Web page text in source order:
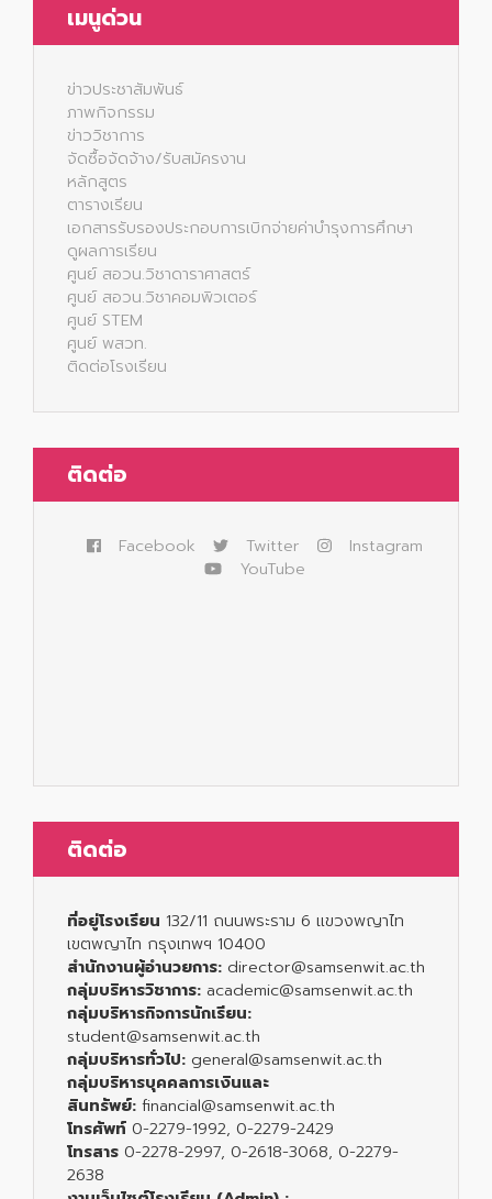
เมนูด่วน
ข่าวประชาสัมพันธ์
ภาพกิจกรรม
ข่าววิชาการ
จัดซื้อจัดจ้าง/รับสมัครงาน
หลักสูตร
ตารางเรียน
เอกสารรับรองประกอบการเบิกจ่ายค่าบำรุงการศึกษา
ดูผลการเรียน
ศูนย์ สอวน.วิชาดาราศาสตร์
ศูนย์ สอวน.วิชาคอมพิวเตอร์
ศูนย์ STEM
ศูนย์ พสวท.
ติดต่อโรงเรียน
ติดต่อ
Facebook Twitter
Instagram
YouTube
ติดต่อ
ที่อยู่โรงเรียน 132/11 ถนนพระราม 6 แขวงพญาไท
เขตพญาไท กรุงเทพฯ 10400
สำนักงานผู้อำนวยการ: director@samsenwit.ac.th
กลุ่มบริหารวิชาการ: academic@samsenwit.ac.th
กลุ่มบริหารกิจการนักเรียน:
student@samsenwit.ac.th
กลุ่มบริหารทั่วไป: general@samsenwit.ac.th
กลุ่มบริหารบุคคลการเงินและ
สินทรัพย์: financial@samsenwit.ac.th
โทรศัพท์ 0-2279-1992, 0-2279-2429
โทรสาร 0-2278-2997, 0-2618-3068, 0-2279-
2638